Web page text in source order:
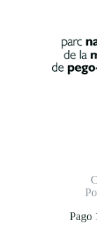
Pago